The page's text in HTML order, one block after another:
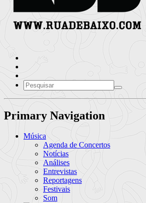
Primary Navigation
Música
Agenda de Concertos
Notícias
Análises
Entrevistas
Reportagens
Festivais
Som